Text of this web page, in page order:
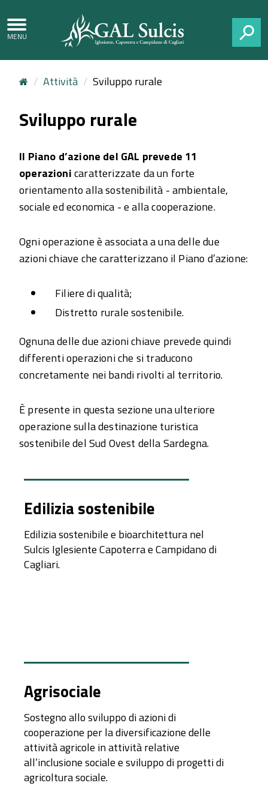
Attività Sviluppo rurale
Sviluppo rurale
Il Piano d’azione del GAL prevede 11
operazionicaratterizzate da un forte
orientamento alla sostenibilità - ambientale,
sociale ed economica - e alla cooperazione.
Ogni operazione è associata a una delle due
azioni chiave che caratterizzano il Piano d’azione:
Filiere di qualità;
Distretto rurale sostenibile.
Ognuna delle due azioni chiave prevede quindi
differenti operazioni che si traducono
concretamente nei bandi rivolti al territorio.
È presente in questa sezione una ulteriore
operazione sulla destinazione turistica
sostenibile del Sud Ovest della Sardegna.
Edilizia sostenibile
Edilizia sostenibile e bioarchitettura nel
Sulcis Iglesiente Capoterra e Campidano di
Cagliari.
Agrisociale
Sostegno allo sviluppo di azioni di
cooperazione per la diversificazione delle
attività agricole in attività relative
all’inclusione sociale e sviluppo di progetti di
agricoltura sociale.